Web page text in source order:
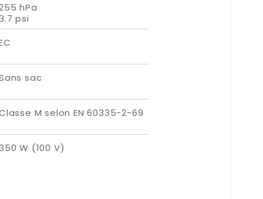
hPa
psi
sac
M selon EN 60335-2-69
W (100 V)